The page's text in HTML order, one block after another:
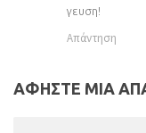
γευση!
Απάντηση
ΑΦΗΣΤΕ ΜΙΑ